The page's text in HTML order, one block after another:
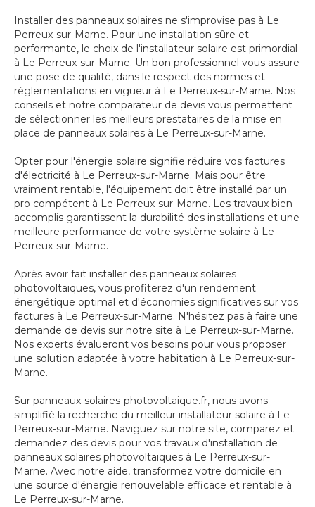
Installer des panneaux solaires ne s'improvise pas à Le
Perreux-sur-Marne. Pour une installation sûre et
performante, le choix de l'installateur solaire est primordial
à Le Perreux-sur-Marne. Un bon professionnel vous assure
une pose de qualité, dans le respect des normes et
réglementations en vigueur à Le Perreux-sur-Marne. Nos
conseils et notre comparateur de devis vous permettent
de sélectionner les meilleurs prestataires de la mise en
place de panneaux solaires à Le Perreux-sur-Marne.
Opter pour l'énergie solaire signifie réduire vos factures
d'électricité à Le Perreux-sur-Marne. Mais pour être
vraiment rentable, l'équipement doit être installé par un
pro compétent à Le Perreux-sur-Marne. Les travaux bien
accomplis garantissent la durabilité des installations et une
meilleure performance de votre système solaire à Le
Perreux-sur-Marne.
Après avoir fait installer des panneaux solaires
photovoltaïques, vous profiterez d'un rendement
énergétique optimal et d'économies significatives sur vos
factures à Le Perreux-sur-Marne. N'hésitez pas à faire une
demande de devis sur notre site à Le Perreux-sur-Marne.
Nos experts évalueront vos besoins pour vous proposer
une solution adaptée à votre habitation à Le Perreux-sur-
Marne.
Sur panneaux-solaires-photovoltaique.fr, nous avons
simplifié la recherche du meilleur installateur solaire à Le
Perreux-sur-Marne. Naviguez sur notre site, comparez et
demandez des devis pour vos travaux d'installation de
panneaux solaires photovoltaïques à Le Perreux-sur-
Marne. Avec notre aide, transformez votre domicile en
une source d'énergie renouvelable efficace et rentable à
Le Perreux-sur-Marne.